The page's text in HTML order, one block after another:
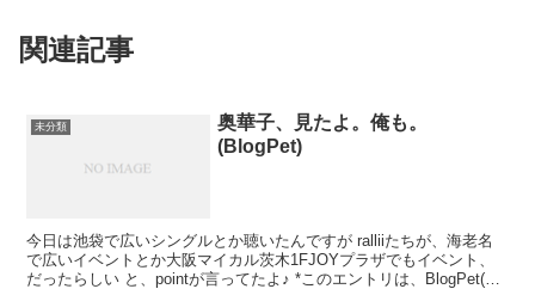
関連記事
未分類
奥華子、見たよ。俺も。
(BlogPet)
今日は池袋で広いシングルとか聴いたんですが ralliiたちが、海老名
で広いイベントとか大阪マイカル茨木1FJOYプラザでもイベント、
だったらしい と、pointが言ってたよ♪ *このエントリは、BlogPet(ブ